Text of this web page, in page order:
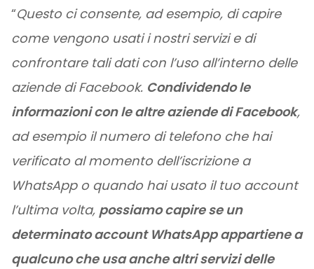
“Questo ci consente, ad esempio, di capire
come vengono usati i nostri servizi e di
confrontare tali dati con l’uso all’interno delle
aziende di Facebook. Condividendo le
informazioni con le altre aziende di Facebook,
ad esempio il numero di telefono che hai
verificato al momento dell’iscrizione a
WhatsApp o quando hai usato il tuo account
l’ultima volta, possiamo capire se un
determinato account WhatsApp appartiene a
qualcuno che usa anche altri servizi delle